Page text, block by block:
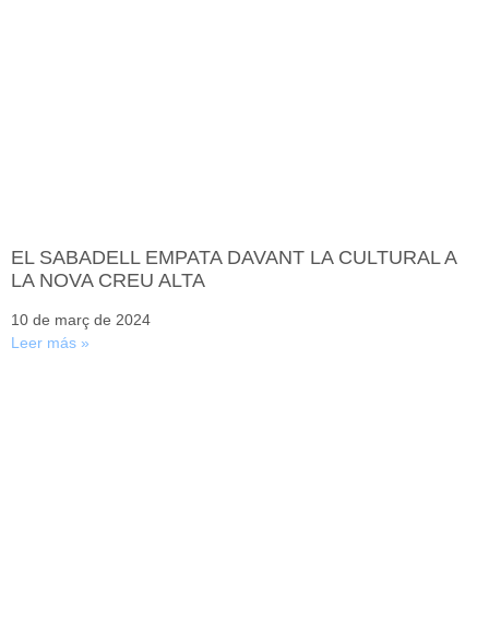
EL SABADELL EMPATA DAVANT LA CULTURAL A
LA NOVA CREU ALTA
10 de març de 2024
Leer más »